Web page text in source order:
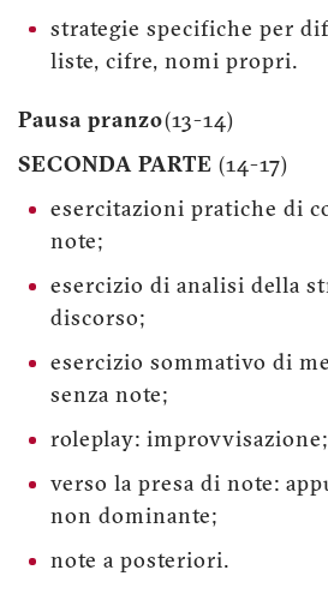
strategie specifiche per
liste, cifre, nomi propri.
Pausa pranzo(13-14)
SECONDA PARTE (14-17)
esercitazioni pratiche di
note;
esercizio di analisi della
discorso;
esercizio sommativo di
senza note;
roleplay: improvvisazione;
verso la presa di note:
non dominante;
note a posteriori.